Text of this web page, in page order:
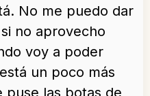
No me puedo dar
no aprovecho
voy a poder
un poco más
puse las botas de